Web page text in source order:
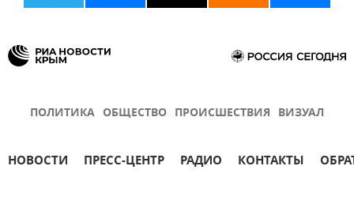
ПОЛИТИКА ОБЩЕСТВО ПРОИСШЕСТВИЯ ВИЗУАЛ
НОВОСТИ ПРЕСС-ЦЕНТР РАДИО КОНТАКТЫ